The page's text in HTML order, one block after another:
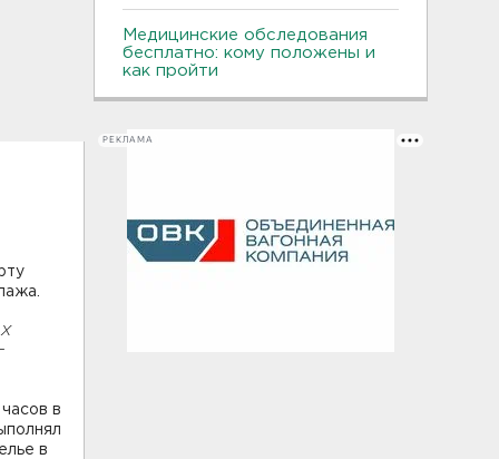
в
в
Медицинские обследования
бесплатно: кому положены и
как пройти
РЕКЛАМА